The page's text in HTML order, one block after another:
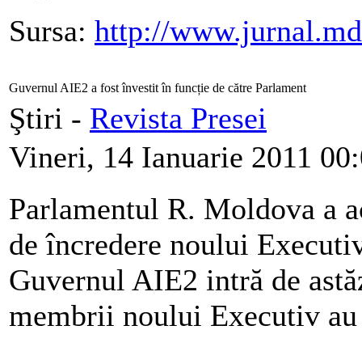
Sursa: http://
Guvernul AIE2 a fost învestit în funcție de către Parlament
Ştiri - Revista Presei
Vineri, 14 Ianuarie 2011
Parlamentul R. Moldova a
de încredere noului
Guvernul AIE2 intră de
membrii noului Executiv